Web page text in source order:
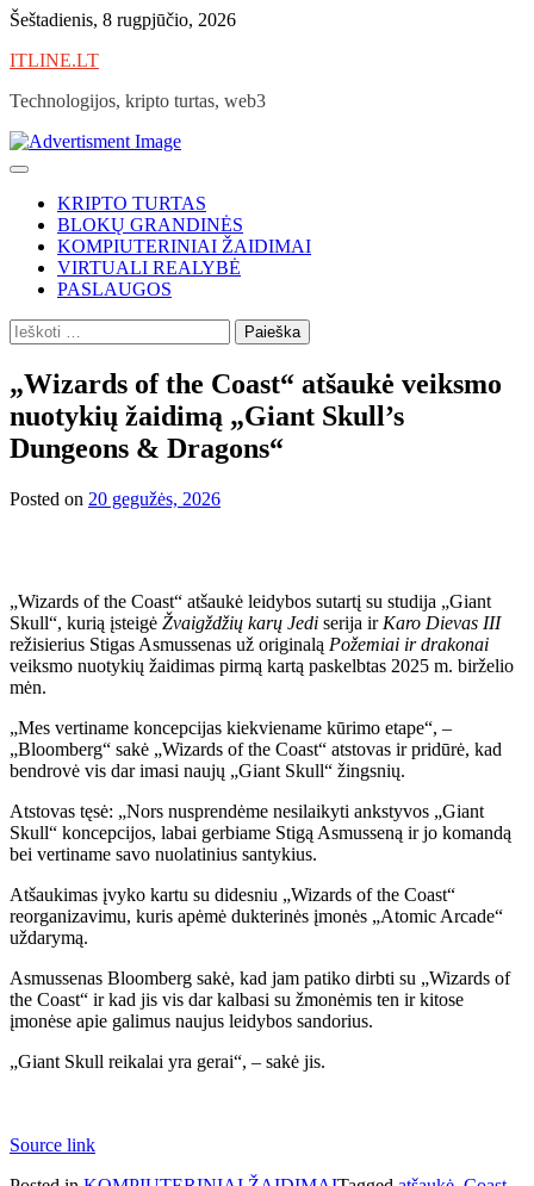
Skip
content
Šeštadienis, 8 rugpjūčio, 2026
ITLINE.LT
Technologijos, kripto turtas, web3
KRIPTO TURTAS
BLOKŲ GRANDINĖS
KOMPIUTERINIAI ŽAIDIMAI
VIRTUALI REALYBĖ
PASLAUGOS
Ieškoti:
„Wizards of the Coast“ atšaukė veiksmo
nuotykių žaidimą „Giant Skull’s
Dungeons & Dragons“
Posted on 20 gegužės, 2026
„Wizards of the Coast“ atšaukė leidybos sutartį su studija „Giant
Skull“, kurią įsteigė Žvaigždžių karų Jedi serija ir Karo Dievas III
režisierius Stigas Asmussenas už originalą Požemiai ir drakonai
veiksmo nuotykių žaidimas pirmą kartą paskelbtas 2025 m. birželio
mėn.
„Mes vertiname koncepcijas kiekviename kūrimo etape“, –
„Bloomberg“ sakė „Wizards of the Coast“ atstovas ir pridūrė, kad
bendrovė vis dar imasi naujų „Giant Skull“ žingsnių.
Atstovas tęsė: „Nors nusprendėme nesilaikyti ankstyvos „Giant
Skull“ koncepcijos, labai gerbiame Stigą Asmusseną ir jo komandą
bei vertiname savo nuolatinius santykius.
Atšaukimas įvyko kartu su didesniu „Wizards of the Coast“
reorganizavimu, kuris apėmė dukterinės įmonės „Atomic Arcade“
uždarymą.
Asmussenas Bloomberg sakė, kad jam patiko dirbti su „Wizards of
the Coast“ ir kad jis vis dar kalbasi su žmonėmis ten ir kitose
įmonėse apie galimus naujus leidybos sandorius.
„Giant Skull reikalai yra gerai“, – sakė jis.
Source link